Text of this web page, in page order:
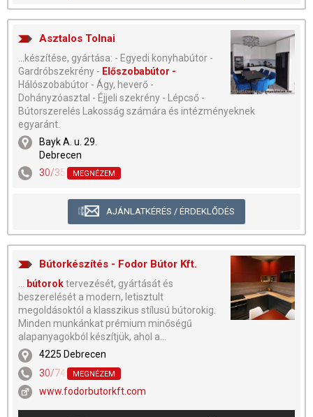
Asztalos Tolnai
...készítése, gyártása: - Egyedi konyhabútor -
Gardróbszekrény - Előszobabútor -
Hálószobabútor - Ágy, heverő -
Dohányzóasztal - Éjjeli szekrény - Lépcső -
Bútorszerelés Lakosság számára és intézményeknek
egyaránt.
Bayk A. u. 29.
Debrecen
30/355-1819
MEGNÉZEM
AJÁNLATKÉRÉS / ÉRDEKLŐDÉS
Bútorkészítés - Fodor Bútor Kft.
... bútoroktervezését, gyártását és
beszerelését a modern, letisztult
megoldásoktól a klasszikus stílusú bútorokig.
Minden munkánkat prémium minőségű
alapanyagokból készítjük, ahol a...
4225 Debrecen
30/743-1171
MEGNÉZEM
www.fodorbutorkft.com